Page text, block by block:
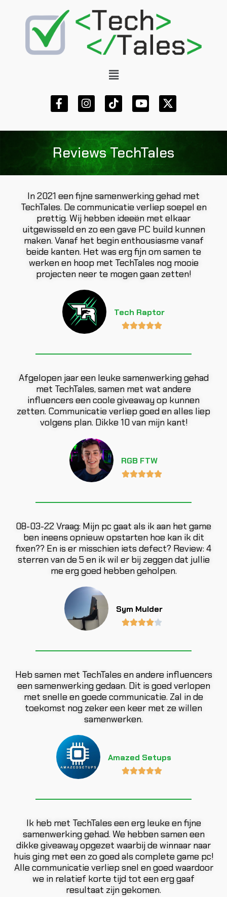
Reviews TechTales
In 2021 een fijne samenwerking gehad met
TechTales. De communicatie verliep soepel en
prettig. Wij hebben ideeën met elkaar
uitgewisseld en zo een gave PC build kunnen
maken. Vanaf het begin enthousiasme vanaf
beide kanten. Het was erg fijn om samen te
werken en hoop met TechTales nog mooie
projecten neer te mogen gaan zetten!
Tech Raptor

Afgelopen jaar een leuke samenwerking gehad
met TechTales, samen met wat andere
influencers een coole giveaway op kunnen
zetten. Communicatie verliep goed en alles liep
volgens plan. Dikke 10 van mijn kant!
RGB FTW

08-03-22 Vraag: Mijn pc gaat als ik aan het game
ben ineens opnieuw opstarten hoe kan ik dit
fixen?? En is er misschien iets defect? Review: 4
sterren van de 5 en ik wil er bij zeggen dat jullie
me erg goed hebben geholpen.
Sym Mulder

Heb samen met TechTales en andere influencers
een samenwerking gedaan. Dit is goed verlopen
met snelle en goede communicatie. Zal in de
toekomst nog zeker een keer met ze willen
samenwerken.
Amazed Setups

Ik heb met TechTales een erg leuke en fijne
samenwerking gehad. We hebben samen een
dikke giveaway opgezet waarbij de winnaar naar
huis ging met een zo goed als complete game pc!
Alle communicatie verliep snel en goed waardoor
we in relatief korte tijd tot een erg gaaf
resultaat zijn gekomen.